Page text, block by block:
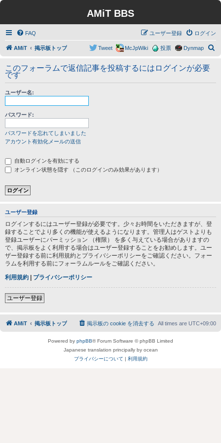
AMiT BBS
FAQ ログイン
ユーザー登録
AMiT 掲示板トップ Dynmap
投票
McJpWiki
Tweet
このフォーラムで返信記事を投稿するにはログインが必要
です
ユーザー名:
パスワード:
パスワードを忘れてしまいました
アカウント有効化メールの送信
自動ログインを有効にする
オンライン状態を隠す （このログインのみ効果があります）
ユーザー登録
ログインするにはユーザー登録が必要です。少々お時間をいただきますが、登
録することでより多くの機能が使えるようになります。管理人はゲストよりも
登録ユーザーにパーミッション （権限） を多く与えている場合がありますの
で、掲示板をよく利用する場合はユーザー登録することをお勧めします。ユー
ザー登録する前に利用規約とプライバシーポリシーをご確認ください。フォー
ラムを利用する前にフォーラムルールをご確認ください。
利用規約 | プライバシーポリシー
ユーザー登録
AMiT 掲示板トップ All times are UTC+09:00
掲示板の cookie を消去する
Powered by phpBB® Forum Software © phpBB Limited
Japanese translation principally by ocean
プライバシーについて | 利用規約